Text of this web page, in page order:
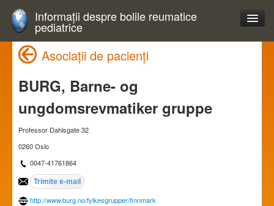
Informații despre bolile reumatice
pediatrice
Asociații de pacienți
BURG, Barne- og
ungdomsrevmatiker gruppe
Professor Dahlsgate 32
0260 Oslo
0047-41761864
http://www.burg.no/fylkesgrupper/finnmark